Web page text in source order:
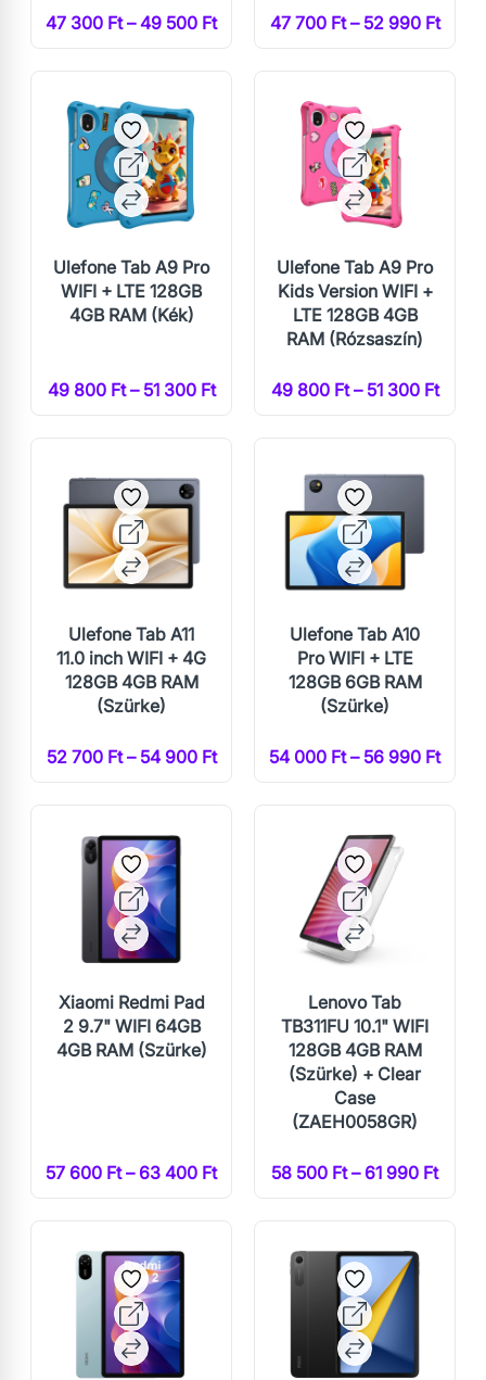
47 300 Ft – 49 500 Ft 47 700 Ft – 52 990 Ft
Ulefone Tab A9 Pro
WIFI + LTE 128GB
4GB RAM (Kék)
49 800 Ft – 51 300 Ft
Ulefone Tab A9 Pro
Kids Version WIFI +
LTE 128GB 4GB
RAM (Rózsaszín)
49 800 Ft – 51 300 Ft
Ulefone Tab A11
11.0 inch WIFI + 4G
128GB 4GB RAM
(Szürke)
52 700 Ft – 54 900 Ft
Ulefone Tab A10
Pro WIFI + LTE
128GB 6GB RAM
(Szürke)
54 000 Ft – 56 990 Ft
Xiaomi Redmi Pad
2 9.7" WIFI 64GB
4GB RAM (Szürke)
57 600 Ft – 63 400 Ft
Lenovo Tab
TB311FU 10.1" WIFI
128GB 4GB RAM
(Szürke) + Clear
Case
(ZAEH0058GR)
58 500 Ft – 61 990 Ft